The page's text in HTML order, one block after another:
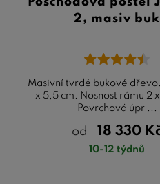
2, masiv buk
Masivní tvrdé bukové
x 5,5 cm. Nosnost rámu 2
Povrchová úpr ...
od 18 330
10-12 týdnů